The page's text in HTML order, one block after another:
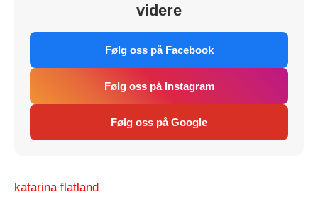
videre
Følg oss på Facebook
Følg oss på Instagram
Følg oss på Google
katarina flatland